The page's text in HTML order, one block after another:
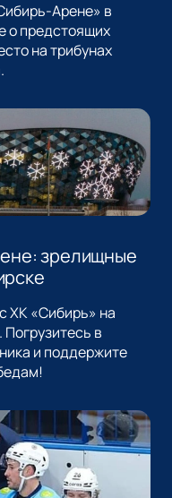
Арене» в
о предстоящих
на трибунах
зрелищные
ХК «Сибирь» на
в
и поддержите